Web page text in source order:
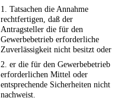
1. Tatsachen die Annahme
rechtfertigen, daß der
Antragsteller die für den
Gewerbebetrieb erforderliche
Zuverlässigkeit nicht besitzt oder
2. er die für den Gewerbebetrieb
erforderlichen Mittel oder
entsprechende Sicherheiten nicht
nachweist.